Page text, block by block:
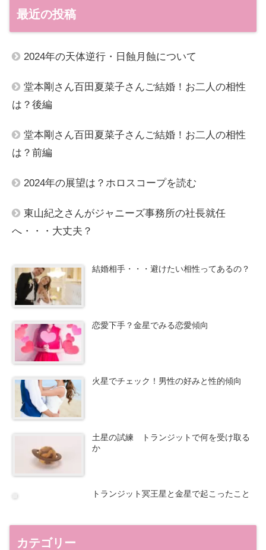
最近の投稿
2024年の天体逆行・日蝕月蝕について
堂本剛さん百田夏菜子さんご結婚！お二人の相性
は？後編
堂本剛さん百田夏菜子さんご結婚！お二人の相性
は？前編
2024年の展望は？ホロスコープを読む
東山紀之さんがジャニーズ事務所の社長就任
へ・・・大丈夫？
結婚相手・・・避けたい相性ってあるの？
恋愛下手？金星でみる恋愛傾向
火星でチェック！男性の好みと性的傾向
土星の試練 トランジットで何を受け取る
か
トランジット冥王星と金星で起こったこと
カテゴリー